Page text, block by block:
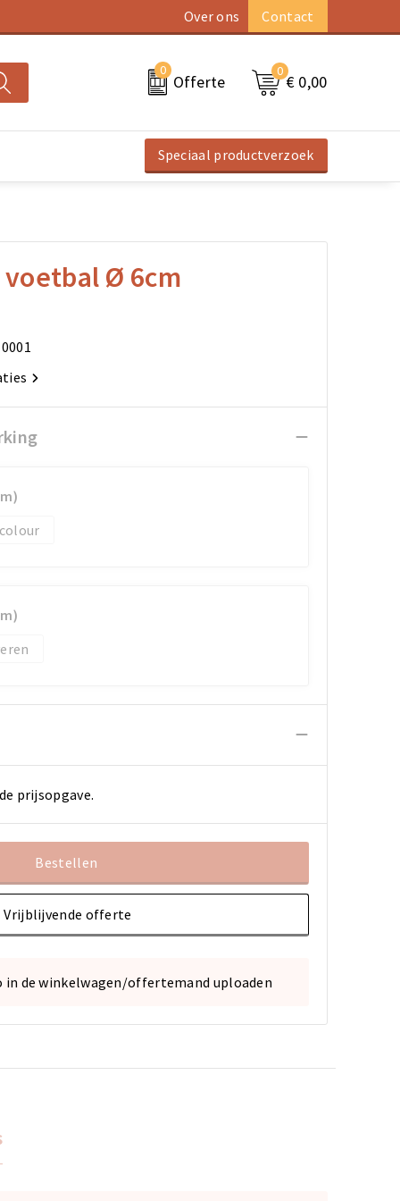
Over ons Contact
0
Offerte
0
€ 0,00
Speciaal productverzoek
Ø 6cm
prijsopgave.
Bestellen
Vrijblijvende offerte
in de winkelwagen/offertemand uploaden